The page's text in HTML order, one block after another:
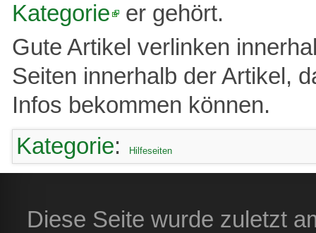
Kategorie
er gehört.
Gute Artikel verlinken
Seiten innerhalb der Artikel,
Infos bekommen können.
Kategorie: Hilfeseiten
Diese Seite wurde zuletzt